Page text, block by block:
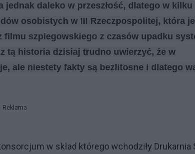
daleko w przeszłość, dlatego w kilku
osobistych w III Rzeczpospolitej, która
filmu szpiegowskiego z czasów upadku
tą historia dzisiaj trudno uwierzyć, że w
ale niestety fakty są bezlitosne i dlatego
Reklama
w skład którego wchodziły Drukarnia